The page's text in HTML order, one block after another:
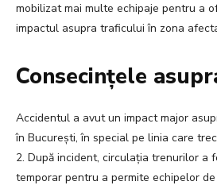
mobilizat mai multe echipaje pentru a
impactul asupra traficului în zona
Consecințele
Accidentul a avut un impact major
în București, în special pe linia care
2. După incident, circulația trenurilor a
temporar pentru a permite echipelor